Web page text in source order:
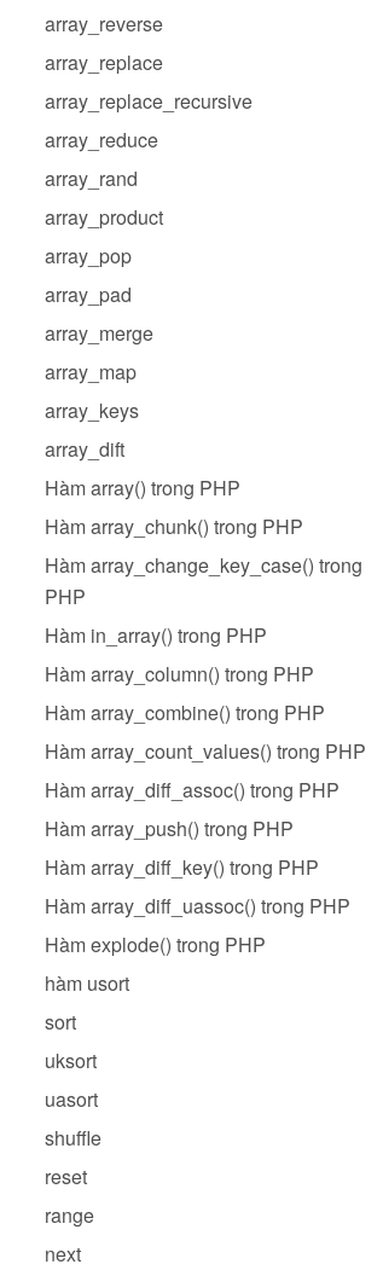
array_reverse
array_replace
array_replace_recursive
array_reduce
array_rand
array_product
array_pop
array_pad
array_merge
array_map
array_keys
array_dift
Hàm array() trong PHP
Hàm array_chunk() trong PHP
Hàm array_change_key_case() trong
PHP
Hàm in_array() trong PHP
Hàm array_column() trong PHP
Hàm array_combine() trong PHP
Hàm array_count_values() trong PHP
Hàm array_diff_assoc() trong PHP
Hàm array_push() trong PHP
Hàm array_diff_key() trong PHP
Hàm array_diff_uassoc() trong PHP
Hàm explode() trong PHP
hàm usort
sort
uksort
uasort
shuffle
reset
range
next